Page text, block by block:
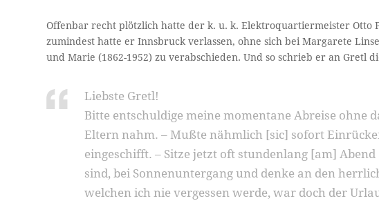
Offenbar recht plötzlich hatte der k. u. k. Elektroquartiermeister Otto
zumindest hatte er Innsbruck verlassen, ohne sich bei Margarete
und Marie (1862-1952) zu verabschieden. Und so schrieb er an Gretl
Liebste Gretl!
Bitte entschuldige meine momentane Abreise ohne
Eltern nahm. – Mußte nähmlich [sic] sofort
eingeschifft. – Sitze jetzt oft stundenlang [am]
sind, bei Sonnenuntergang und denke an den
welchen ich nie vergessen werde, war doch der